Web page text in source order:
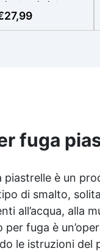
sia interne
✅ Resistente e
resistenza agli
e manutenzione:
si applica
e duratura. ✅
per sicurezza:
normative HACCP
CE secondo EN
anche per
con alimenti.
27,99
fuga
piastrelle è un
di smalto,
all’acqua, alla
per fuga è
le istruzioni del